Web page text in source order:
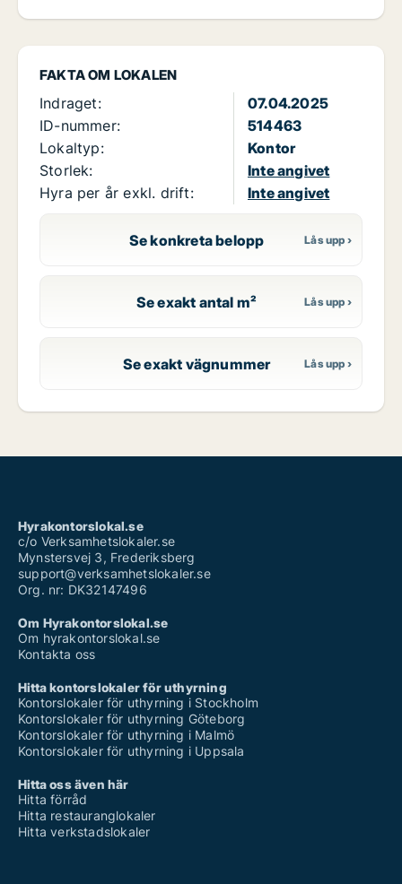
FAKTA OM LOKALEN
Indraget:
07.04.2025
ID-nummer:
514463
Lokaltyp:
Kontor
Storlek:
Inte angivet
Hyra per år exkl. drift:
Inte angivet
Se konkreta belopp
Se exakt antal m²
Se exakt vägnummer
Hyrakontorslokal.se
c/o Verksamhetslokaler.se
Mynstersvej 3, Frederiksberg
support@verksamhetslokaler.se
Org. nr: DK32147496
Om Hyrakontorslokal.se
Om hyrakontorslokal.se
Kontakta oss
Hitta kontorslokaler för uthyrning
Kontorslokaler för uthyrning i Stockholm
Kontorslokaler för uthyrning Göteborg
Kontorslokaler för uthyrning i Malmö
Kontorslokaler för uthyrning i Uppsala
Hitta oss även här
Hitta förråd
Hitta restauranglokaler
Hitta verkstadslokaler